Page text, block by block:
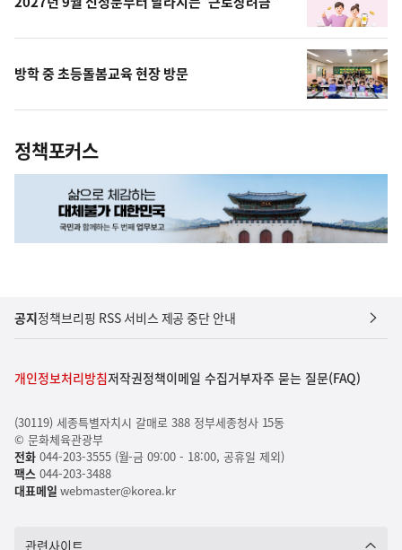
방학 중 초등돌봄교육 현장 방문
정책포커스
공지정책브리핑 RSS 서비스 제공 중단 안내
개인정보처리방침저작권정책이메일 수집거부자주 묻는 질문(FAQ)
(30119) 세종특별자치시 갈매로 388 정부세종청사 15동
© 문화체육관광부
전화044-203-3555 (월-금 09:00 - 18:00, 공휴일 제외)
팩스044-203-3488
대표메일 webmaster@korea.kr
관련사이트